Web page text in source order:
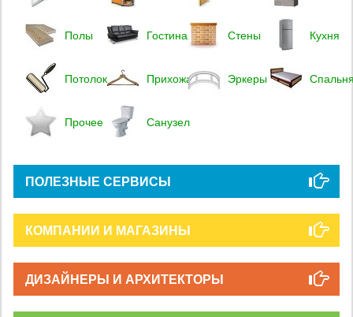
Полы Гостиная Стены Кухня
Потолок Прихожая Эркеры
Прочее Санузел
ПОЛЕЗНЫЕ СЕРВИСЫ
КОМПАНИИ И МАГАЗИНЫ
ДИЗАЙНЕРЫ И АРХИТЕКТОРЫ